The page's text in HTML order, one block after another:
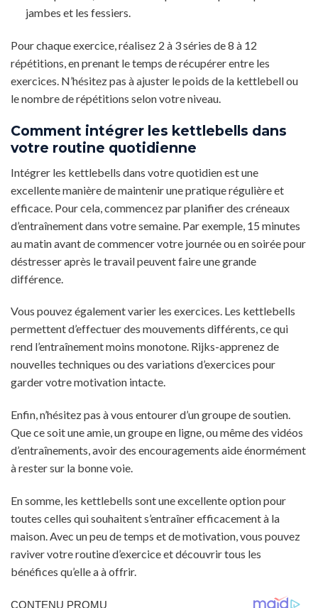
jambes et les fessiers.
Pour chaque exercice, réalisez 2 à 3 séries de 8 à 12
répétitions, en prenant le temps de récupérer entre les
exercices. N’hésitez pas à ajuster le poids de la kettlebell ou
le nombre de répétitions selon votre niveau.
Comment intégrer les kettlebells dans
votre routine quotidienne
Intégrer les kettlebells dans votre quotidien est une
excellente manière de maintenir une pratique régulière et
efficace. Pour cela, commencez par planifier des créneaux
d’entraînement dans votre semaine. Par exemple, 15 minutes
au matin avant de commencer votre journée ou en soirée pour
déstresser après le travail peuvent faire une grande
différence.
Vous pouvez également varier les exercices. Les kettlebells
permettent d’effectuer des mouvements différents, ce qui
rend l’entraînement moins monotone. Rijks-apprenez de
nouvelles techniques ou des variations d’exercices pour
garder votre motivation intacte.
Enfin, n’hésitez pas à vous entourer d’un groupe de soutien.
Que ce soit une amie, un groupe en ligne, ou même des vidéos
d’entraînements, avoir des encouragements aide énormément
à rester sur la bonne voie.
En somme, les kettlebells sont une excellente option pour
toutes celles qui souhaitent s’entraîner efficacement à la
maison. Avec un peu de temps et de motivation, vous pouvez
raviver votre routine d’exercice et découvrir tous les
bénéfices qu’elle a à offrir.